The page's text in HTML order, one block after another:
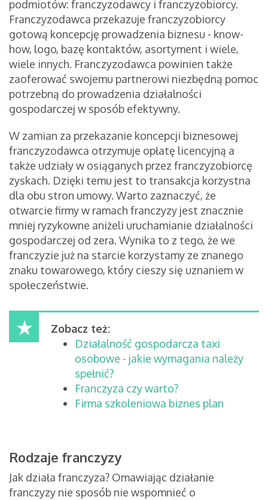
podmiotów: franczyzodawcy i franczyzobiorcy.
Franczyzodawca przekazuje franczyzobiorcy
gotową koncepcję prowadzenia biznesu - know-
how, logo, bazę kontaktów, asortyment i wiele,
wiele innych. Franczyzodawca powinien także
zaoferować swojemu partnerowi niezbędną pomoc
potrzebną do prowadzenia działalności
gospodarczej w sposób efektywny.
W zamian za przekazanie koncepcji biznesowej
franczyzodawca otrzymuje opłatę licencyjną a
także udziały w osiąganych przez franczyzobiorcę
zyskach. Dzięki temu jest to transakcja korzystna
dla obu stron umowy. Warto zaznaczyć, że
otwarcie firmy w ramach franczyzy jest znacznie
mniej ryzykowne aniżeli uruchamianie działalności
gospodarczej od zera. Wynika to z tego, że we
franczyzie już na starcie korzystamy ze znanego
znaku towarowego, który cieszy się uznaniem w
społeczeństwie.
Zobacz też:
Działalność gospodarcza taxi
osobowe - jakie wymagania należy
spełnić?
Franczyza czy warto?
Firma szkoleniowa biznes plan
Rodzaje franczyzy
Jak działa franczyza? Omawiając działanie
franczyzy nie sposób nie wspomnieć o